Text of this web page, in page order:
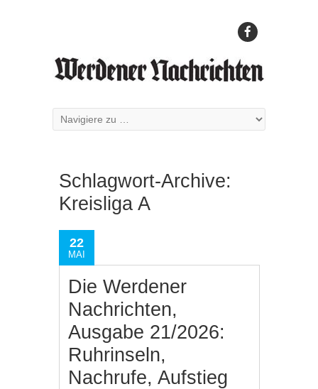
Schlagwort-Archive:
Kreisliga A
22
MAI
Die Werdener
Nachrichten,
Ausgabe 21/2026:
Ruhrinseln,
Nachrufe, Aufstieg